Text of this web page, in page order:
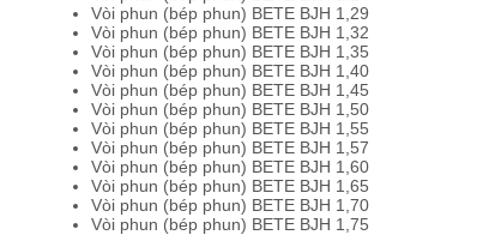
Vòi phun (bép phun) BETE BJH 1,29
Vòi phun (bép phun) BETE BJH 1,32
Vòi phun (bép phun) BETE BJH 1,35
Vòi phun (bép phun) BETE BJH 1,40
Vòi phun (bép phun) BETE BJH 1,45
Vòi phun (bép phun) BETE BJH 1,50
Vòi phun (bép phun) BETE BJH 1,55
Vòi phun (bép phun) BETE BJH 1,57
Vòi phun (bép phun) BETE BJH 1,60
Vòi phun (bép phun) BETE BJH 1,65
Vòi phun (bép phun) BETE BJH 1,70
Vòi phun (bép phun) BETE BJH 1,75